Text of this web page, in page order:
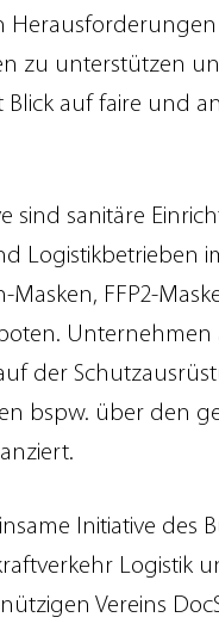
zu unterstützen
Blick auf faire und
sind sanitäre
Logistikbetrieben
FFP2-
der
bspw. über den
Initiative
Logistik
Vereins